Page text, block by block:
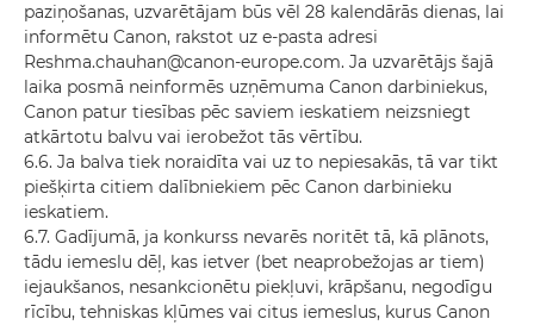
paziņošanas, uzvarētājam būs vēl 28 kalendārās dienas, lai
informētu Canon, rakstot uz e-pasta adresi
Reshma.chauhan@canon-europe.com. Ja uzvarētājs šajā
laika posmā neinformēs uzņēmuma Canon darbiniekus,
Canon patur tiesības pēc saviem ieskatiem neizsniegt
atkārtotu balvu vai ierobežot tās vērtību.
6.6. Ja balva tiek noraidīta vai uz to nepiesakās, tā var tikt
piešķirta citiem dalībniekiem pēc Canon darbinieku
ieskatiem.
6.7. Gadījumā, ja konkurss nevarēs noritēt tā, kā plānots,
tādu iemeslu dēļ, kas ietver (bet neaprobežojas ar tiem)
iejaukšanos, nesankcionētu piekļuvi, krāpšanu, negodīgu
rīcību, tehniskas kļūmes vai citus iemeslus, kurus Canon